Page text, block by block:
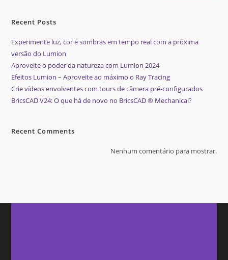
Recent Posts
Experimente luz, cor e sombras em tempo real com a próxima
versão do Lumion
Aproveite o poder da natureza com Lumion 2024
Efeitos Lumion – Aproveite ao máximo o Ray Tracing
Crie vídeos envolventes com tours de câmera pré-configurados
BricsCAD V24: O que há de novo no BricsCAD ® Mechanical?
Recent Comments
Nenhum comentário para mostrar.